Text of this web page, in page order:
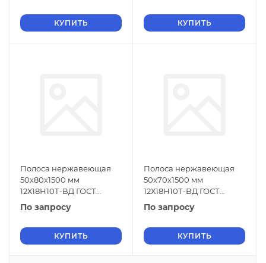
КУПИТЬ КУПИТЬ
Полоса нержавеющая
50х80х1500 мм
12Х18Н10Т-ВД ГОСТ
18968-73
По запросу
КУПИТЬ
Полоса нержавеющая
50х70х1500 мм
12Х18Н10Т-ВД ГОСТ
18968-73
По запросу
КУПИТЬ